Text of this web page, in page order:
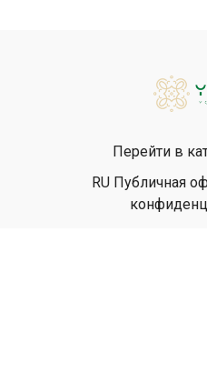
Перейти в
RU Публичная